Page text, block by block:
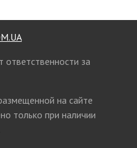
ответственности за
на сайте
только при наличии